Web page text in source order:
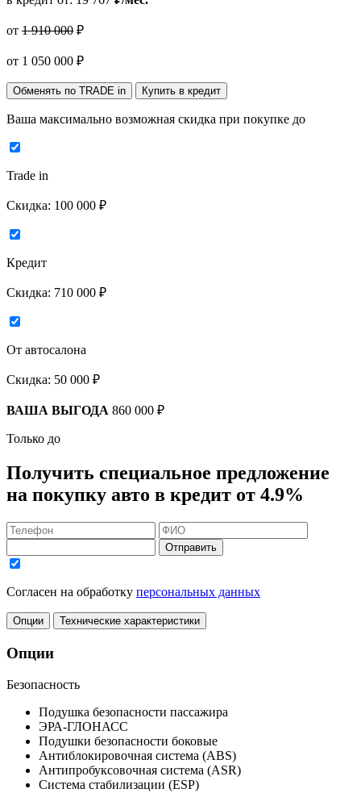
от 1 910 000 ₽
от 1 050 000 ₽
Обменять по TRADE in Купить в кредит
Ваша максимально возможная скидка при покупке до
Trade in
Скидка: 100 000 ₽
Кредит
Скидка: 710 000 ₽
От автосалона
Скидка: 50 000 ₽
ВАША ВЫГОДА 860 000 ₽
Только до
Получить специальное предложение
на покупку авто в кредит от 4.9%
Отправить
Согласен на обработку персональных данных
Опции Технические характеристики
Опции
Безопасность
Подушка безопасности пассажира
ЭРА-ГЛОНАСС
Подушки безопасности боковые
Антиблокировочная система (ABS)
Антипробуксовочная система (ASR)
Система стабилизации (ESP)